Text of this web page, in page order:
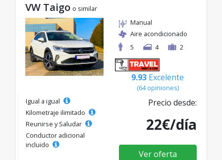
VW Taigo o similar
Manual
Aire acondicionado
5
4 2
9.93 Excelente
(64 opiniones)
Igual a igual
Kilometraje ilimitado
Reunirse y Saludar
Conductor adicional
incluido
Precio desde:
22€/día
Ver oferta